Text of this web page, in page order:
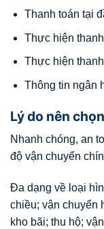
Thanh toán tại
Thực hiện
Thực hiện
Thông tin ngân
Lý do nên
Nhanh chóng, an
độ vận chuyển
Đa dạng về loại
chiều; vận chuyển
kho bãi; thu hộ;